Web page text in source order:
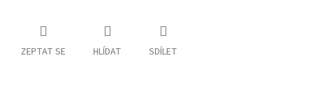
ZEPTAT SE HLÍDAT SDÍLET